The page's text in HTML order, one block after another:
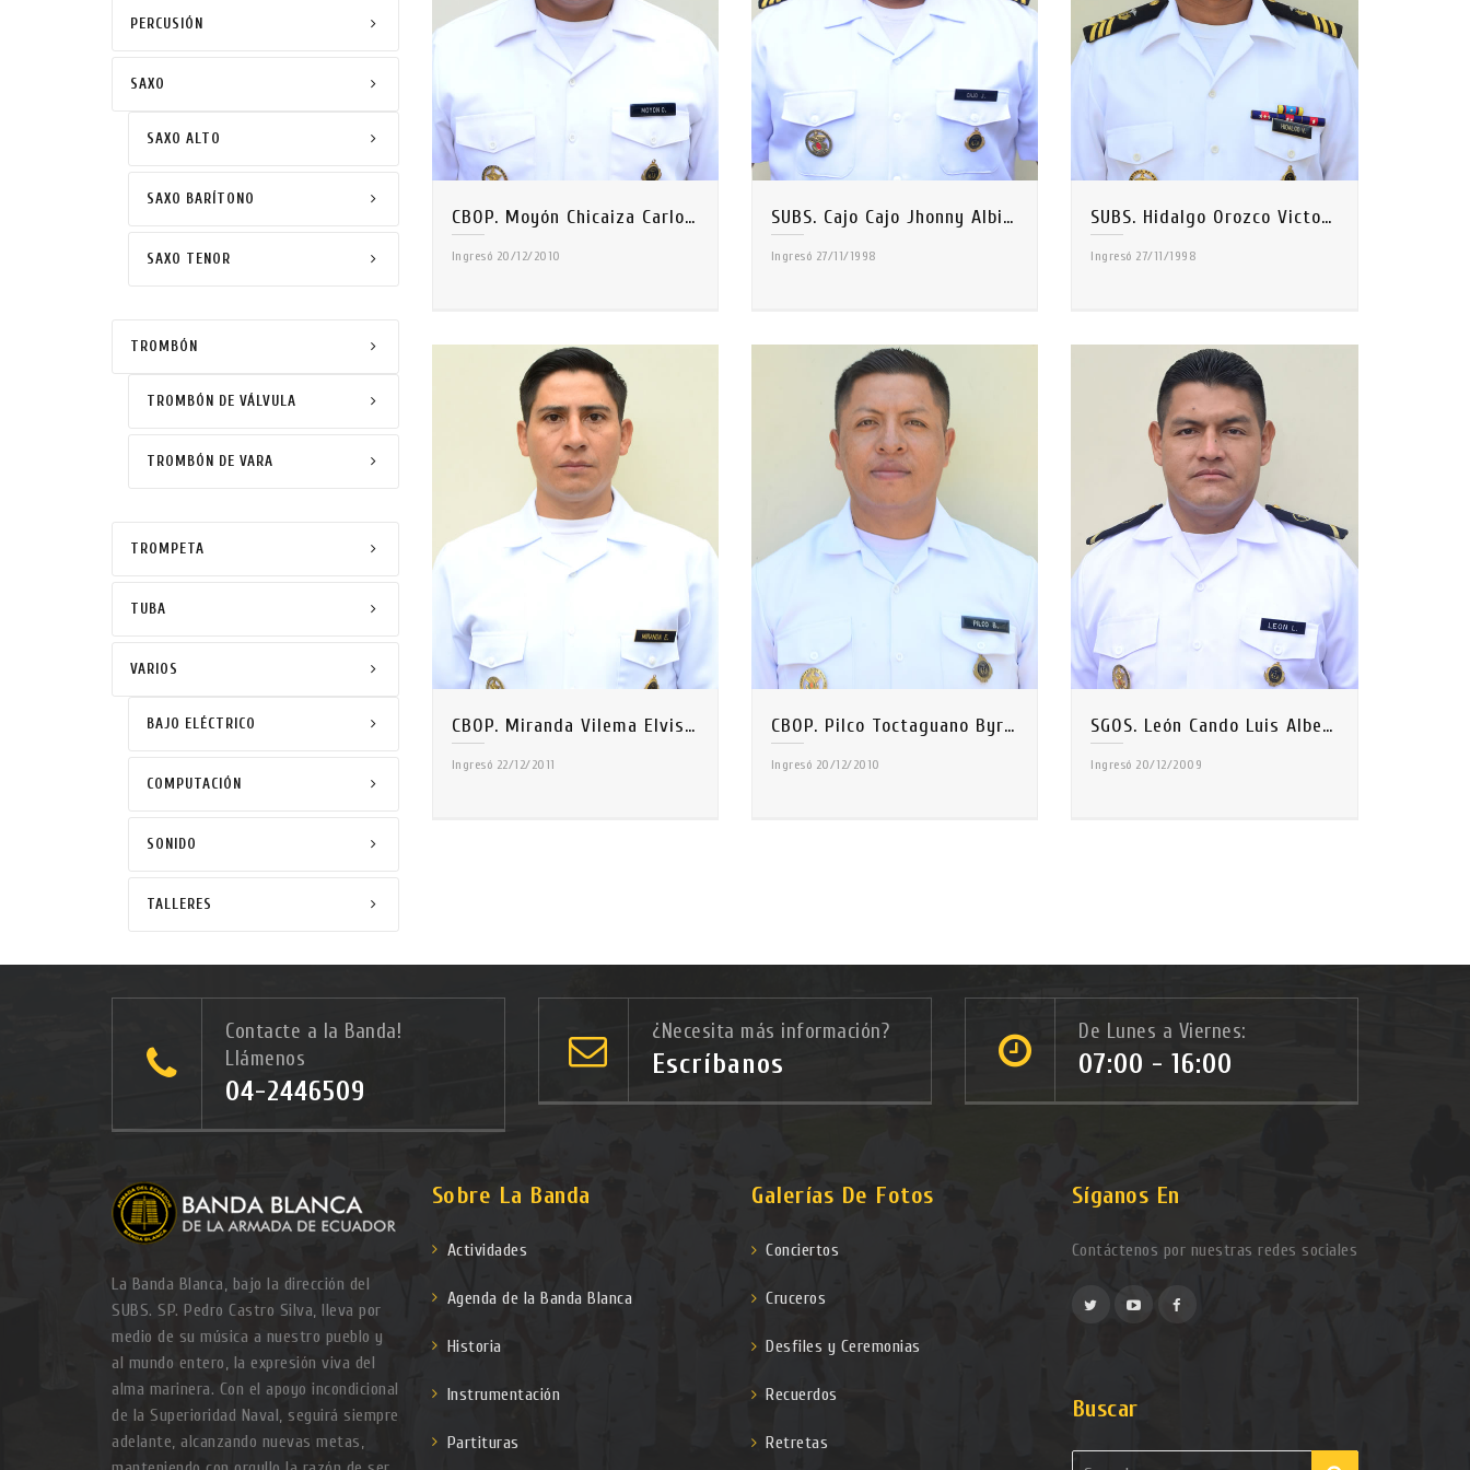
PERCUSIÓN
SAXO
SAXO ALTO
SAXO BARÍTONO
SAXO TENOR
TROMBÓN
TROMBÓN DE VÁLVULA
TROMBÓN DE VARA
TROMPETA
TUBA
VARIOS
BAJO ELÉCTRICO
COMPUTACIÓN
SONIDO
TALLERES
CBOP. Moyón Chicaiza Carlos Julio
Ingresó 20/12/2010
SUBS. Cajo Cajo Jhonny Albian
Ingresó 27/11/1998
SUBS. Hidalgo Orozco Victor Hugo
Ingresó 27/11/1998
CBOP. Miranda Vilema Elvis Rolando
Ingresó 22/12/2011
CBOP. Pilco Toctaguano Byron Fabian
Ingresó 20/12/2010
SGOS. León Cando Luis Alberto
Ingresó 20/12/2009
Contacte a la Banda!
Llámenos
04-2446509
¿Necesita más información?
Escríbanos
De Lunes a Viernes:
07:00 - 16:00
La Banda Blanca, bajo la dirección del
SUBS. SP. Pedro Castro Silva, lleva por
medio de su música a nuestro pueblo y
al mundo entero, la expresión viva del
alma marinera. Con el apoyo incondicional
de la Superioridad Naval, seguirá siempre
adelante, alcanzando nuevas metas,
Sobre La Banda
Actividades
Agenda de la Banda Blanca
Historia
Instrumentación
Partituras
Galerías De Fotos
Conciertos
Cruceros
Desfiles y Ceremonias
Recuerdos
Retretas
Síganos En
Contáctenos por nuestras redes sociales
Buscar